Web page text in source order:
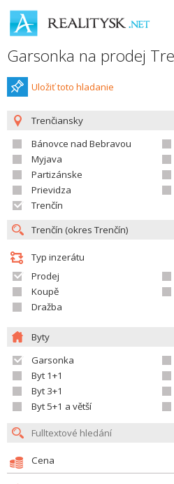
Garsonka na prodej
Uložiť toto hladanie
Trenčiansky
Bánovce nad Bebravou
Myjava
Partizánske
Prievidza
Trenčín
Typ inzerátu
Prodej
Koupě
Dražba
Byty
Garsonka
Byt 1+1
Byt 3+1
Byt 5+1 a větší
Cena